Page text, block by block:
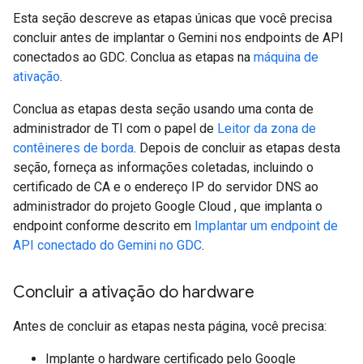
Esta seção descreve as etapas únicas que você precisa
concluir antes de implantar o Gemini nos endpoints de API
conectados ao GDC. Conclua as etapas na máquina de
ativação.
Conclua as etapas desta seção usando uma conta de
administrador de TI com o papel de Leitor da zona de
contêineres de borda. Depois de concluir as etapas desta
seção, forneça as informações coletadas, incluindo o
certificado de CA e o endereço IP do servidor DNS ao
administrador do projeto Google Cloud , que implanta o
endpoint conforme descrito em Implantar um endpoint de
API conectado do Gemini no GDC.
Concluir a ativação do hardware
Antes de concluir as etapas nesta página, você precisa:
Implante o hardware certificado pelo Google